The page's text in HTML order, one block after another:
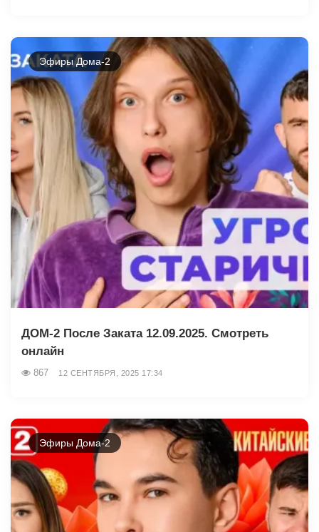
Эфиры Дома-2
ДОМ-2 После Заката 12.09.2025. Смотреть
онлайн
867 12 СЕНТЯБРЯ, 2025 17:34
Эфиры Дома-2